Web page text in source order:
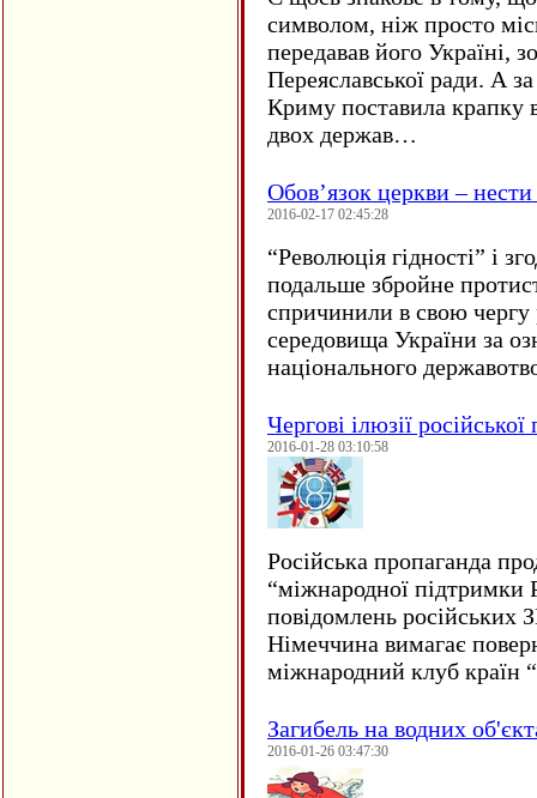
символом, ніж просто
передавав його Україні,
Переяславської ради. А
Криму поставила крапку
двох держав…
Обов’язок церкви –
2016-02-17 02:45:28
“Революція гідності” і
подальше збройне
спричинили в свою чергу
середовища України за
національного
Чергові ілюзії
2016-01-28 03:10:58
Російська пропаганда
“міжнародної підтримки
повідомлень російських
Німеччина вимагає
міжнародний клуб країн
Загибель на водних
2016-01-26 03:47:30